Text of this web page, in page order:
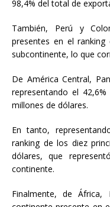
98,4% del total de
También, Perú y
presentes en el
subcontinente, lo que
De América Central,
representando el
millones de dólares.
En tanto,
ranking de los diez
dólares, que
continente.
Finalmente, de